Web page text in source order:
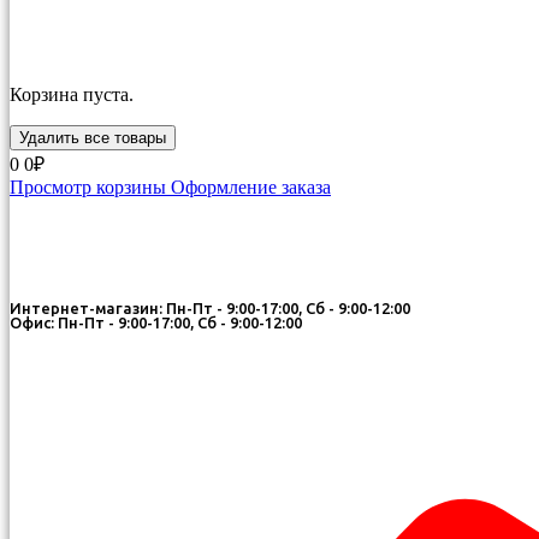
Корзина пуста.
Удалить все товары
0 0₽
Просмотр корзины Оформление заказа
Интернет-магазин: Пн-Пт - 9:00-17:00, Сб - 9:00-12:00
Офис: Пн-Пт - 9:00-17:00, Сб - 9:00-12:00